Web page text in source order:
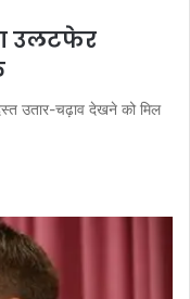
उलटफेर
उतार-चढ़ाव देखने को मिल